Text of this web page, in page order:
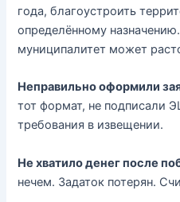
года, благоустроить
определённому
муниципалитет может
Неправильно оформили
тот формат, не подписали
требования в извещении.
Не хватило денег после
нечем. Задаток потерян.